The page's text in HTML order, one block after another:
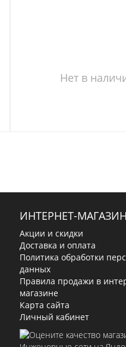
Нет в
ИНТЕРНЕТ-МАГАЗИН
Акции и скидки
Доставка и оплата
Политика обработки
данных
Правила продажи в
магазине
Карта сайта
Личный кабинет